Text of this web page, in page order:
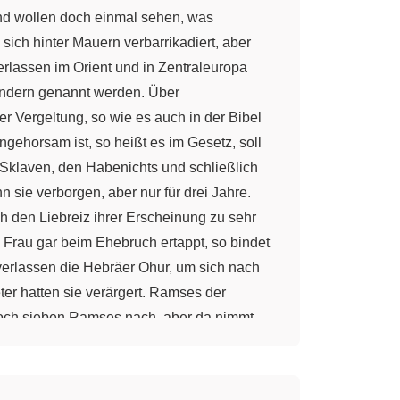
Ist alles auf dem Markt, nur eine Preisfrage. Und so entsteht in wundervollen Proportionen der Palast des Wunders und der Träume. Darius, König der Könige, ist Herr über 20 Königreiche und niemals in der Geschichte der Menschheit hat es bisher einen mächtigeren gegeben. „Oh je. Kommt schnell her, kommt schnell.“ „Was ist denn los?“ Den Menschen geht es nicht schlecht und dem Staat geht es gut. Hier auf dem Wege nach Basargades ziehen die Steuereinnahmen vorbei. 500 Knaben aus Babylon, die Eunuchen werden sollen, 400 Maulesel und sage und schreibe 100000 Schafe. „Hallo.“ „Ach du.“ „Ja. Dein Sohn ist wirklich ein guter Reiter, wie auf dem Rücken eines Pferdes geboren.“ „Hey. Hallo.“ „Bravo.“ „Hey.“ „So und nun zur Sache. Was ist los? Warum ist er hier?“ „Weißt du, es ist so, ein abgesetzter Prinz hat sich mit einer Räuberbande zusammengetan und terrorisiert die Gegend. Der König hat mich hergeschickt, um hier für Ruhe und Ordnung zu sorgen. Ich habe Order mit meiner Truppe Garnison zu nehmen, und zwar in einer Burg hier ganz in der Nähe. Du kennst sie sicher. Also, wenn du Hilfe brauchst, du weißt, wo du mich finden kannst.“ „Es sind Sonderangebote. Was magst du haben?“ „Das da.“ „Gut.“ „Danke.“ „Halte dich gut fest Peter, sonst brichst du dir den Hals.“ „Räuber haben die Händlerkarawane überfallen.“ „Wir wollten ihnen zur Hilfe kommen.“ „Aber es waren so viele, sie haben alles nieder gemacht.“ „Wir sind ihnen knapp entkommen.“ „Da sind sie.“ „Ja. Das müssen sie sein.“ „Hey Chef, ich habe da eine Idee. Wir legen Feuer an ihre Stelle, dann nehmen wir ihnen die Pferde weg und verschwinden. Also, los, mach schnell, Tempo.“ „Na komm schon. Los, vorwärts.“ „Los, auf sie. Vorwärts, da sind sie.“ „Lauf mein gutes, liebes Pferdchen. Lauf, lauf, lauf.“ „Na los, streck die Beine. Mach nicht so langsam du lahmer Gaul.“ „Warte doch, mach doch langsam. Nimm mich mit. Hörst du denn nicht?“ „Ich verstehe das überhaupt nicht. Wo ist denn der Junge bloß hin?“ „Na sieh mal da.“ „Tatsächlich, das ist er. Wo war er denn?“ „Tja, das weiß ich nicht, aber er bringt ein Pferd.“ „Du Armer.“ „So, das ist gut dafür. Und warte, vielleicht das noch. Ja, das wird ihm guttun.“ „Das gibt einen vorzüglichen Gesundheitstee. So, das soll er trinken. Hier.“ „Wir sind fertig. Es ist alles wieder in Ordnung.“ „Dann geht ihr a